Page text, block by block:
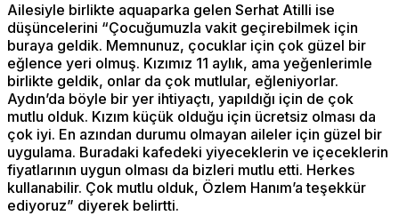
Ailesiyle birlikte aquaparka gelen Serhat Atilli ise
düşüncelerini “Çocuğumuzla vakit geçirebilmek için
buraya geldik. Memnunuz, çocuklar için çok güzel bir
eğlence yeri olmuş. Kızımız 11 aylık, ama yeğenlerimle
birlikte geldik, onlar da çok mutlular, eğleniyorlar.
Aydın’da böyle bir yer ihtiyaçtı, yapıldığı için de çok
mutlu olduk. Kızım küçük olduğu için ücretsiz olması da
çok iyi. En azından durumu olmayan aileler için güzel bir
uygulama. Buradaki kafedeki yiyeceklerin ve içeceklerin
fiyatlarının uygun olması da bizleri mutlu etti. Herkes
kullanabilir. Çok mutlu olduk, Özlem Hanım’a teşekkür
ediyoruz” diyerek belirtti.